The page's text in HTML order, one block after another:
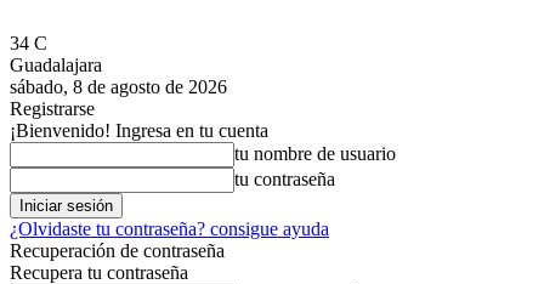
34 C
Guadalajara
sábado, 8 de agosto de 2026
Registrarse
¡Bienvenido! Ingresa en tu cuenta
tu nombre de usuario
tu contraseña
¿Olvidaste tu contraseña? consigue ayuda
Recuperación de contraseña
Recupera tu contraseña